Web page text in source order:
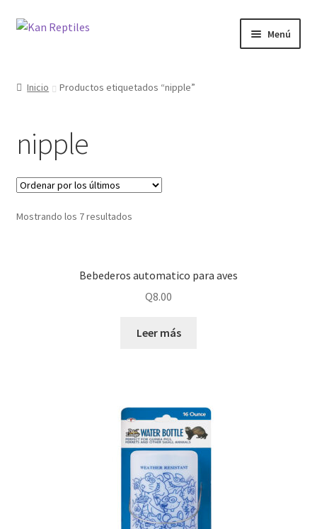
Ir
Ir
Menú
Blog
Inicio Productos etiquetados “nipple”
nipple
Mostrando los 7 resultados
Bebederos automatico para aves
Q8.00
Leer más